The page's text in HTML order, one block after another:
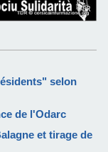
selon
de l'Odarc
et tirage de